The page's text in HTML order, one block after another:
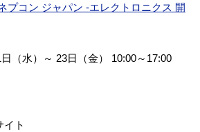
プコン ジャパン -エレクトロニクス 開
日（水）～ 23日（金） 10:00～17:00
イト